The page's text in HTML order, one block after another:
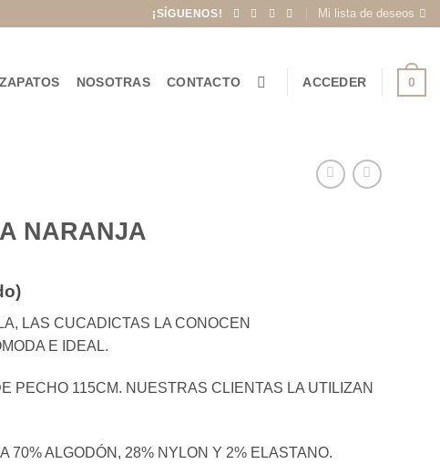
¡SÍGUENOS! Mi lista de deseos
ZAPATOS NOSOTRAS CONTACTO ACCEDER 0
NARANJA
LAS CUCADICTAS LA CONOCEN
E IDEAL.
PECHO 115CM. NUESTRAS CLIENTAS LA UTILIZAN
70% ALGODÓN, 28% NYLON Y 2% ELASTANO.